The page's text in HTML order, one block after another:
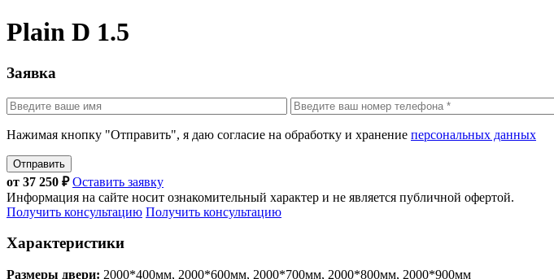
Plain D 1.5
Заявка
Нажимая кнопку "Отправить", я даю согласие на обработку и хранение персональных данных
Отправить
от 37 250 ₽Оставить заявку
Информация на сайте носит ознакомительный характер и не является публичной офертой.
Получить консультацию Получить консультацию
Характеристики
Размеры двери: 2000*400мм, 2000*600мм, 2000*700мм, 2000*800мм, 2000*900мм